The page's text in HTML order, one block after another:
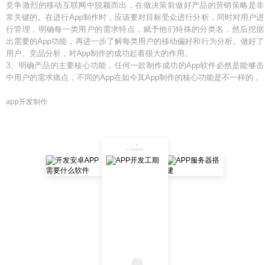
竞争激烈的移动互联网中脱颖而出，在做决策前做好产品的营销策略是非
常关键的。在进行App制作时，应该要对目标受众进行分析，同时对用户进
行管理，明确每一类用户的需求特点，赋予他们特殊的分类名，然后挖据
出需要的App功能，再进一步了解每类用户的移动偏好和行为分析。做好了
用户、竞品分析，对App制作的成功起着很大的作用。
3、明确产品的主要核心功能，任何一款制作成功的App软件必然是能够击
中用户的需求痛点，不同的App在如今其App制作的核心功能是不一样的，
app开发制作